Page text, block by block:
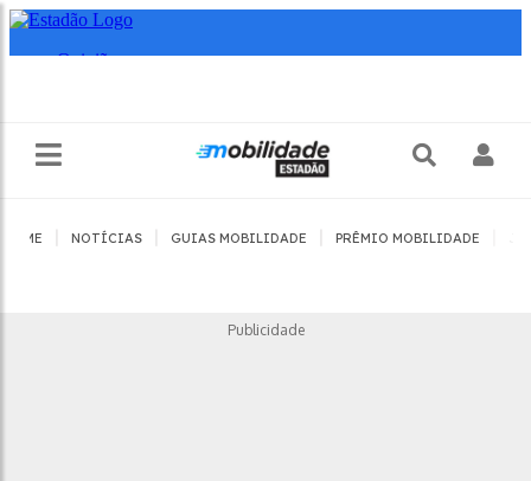
HOME NOTÍCIAS GUIAS MOBILIDADE PRÊMIO MOBILIDADE
Publicidade